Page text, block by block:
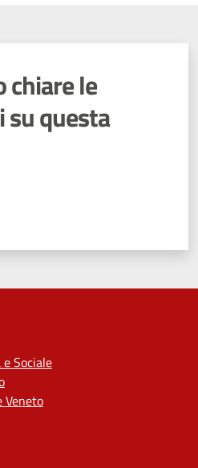
chiare le
questa
da 1 a 5 stelle
Sociale
Veneto